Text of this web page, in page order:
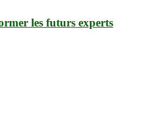
les futurs experts